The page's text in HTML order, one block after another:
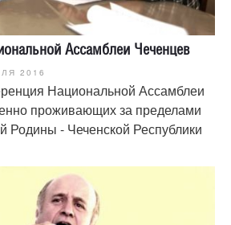
Ассамблеи Чеченцев
2016
Национальной Ассамблеи
проживающих за пределами
Родины - Чеченской Республики